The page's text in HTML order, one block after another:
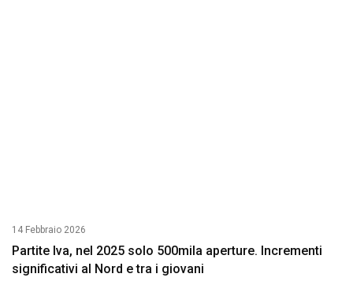
14 Febbraio 2026
Partite Iva, nel 2025 solo 500mila aperture. Incrementi
significativi al Nord e tra i giovani